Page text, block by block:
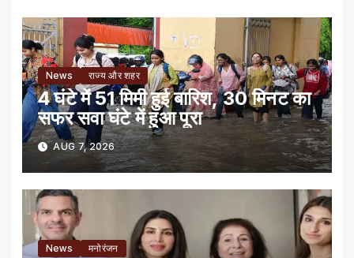
News राज्य और शहर
4 घंटे में 51 मिमी हुई बारिश, 30 मिनट का
सफर सवा घंटे में हुआ पूरा
AUG 7, 2026
News मनोरंजन